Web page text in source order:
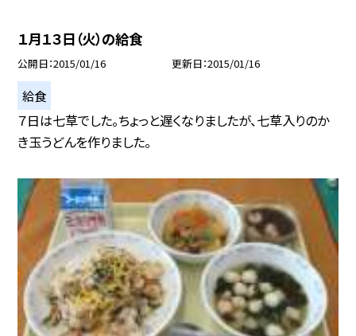
１月１３日（火）の給食
公開日 2015/01/16 更新日 2015/01/16
給食
７日は七草でした。ちょっと遅くなりましたが、七草入りのか
き玉うどんを作りました。